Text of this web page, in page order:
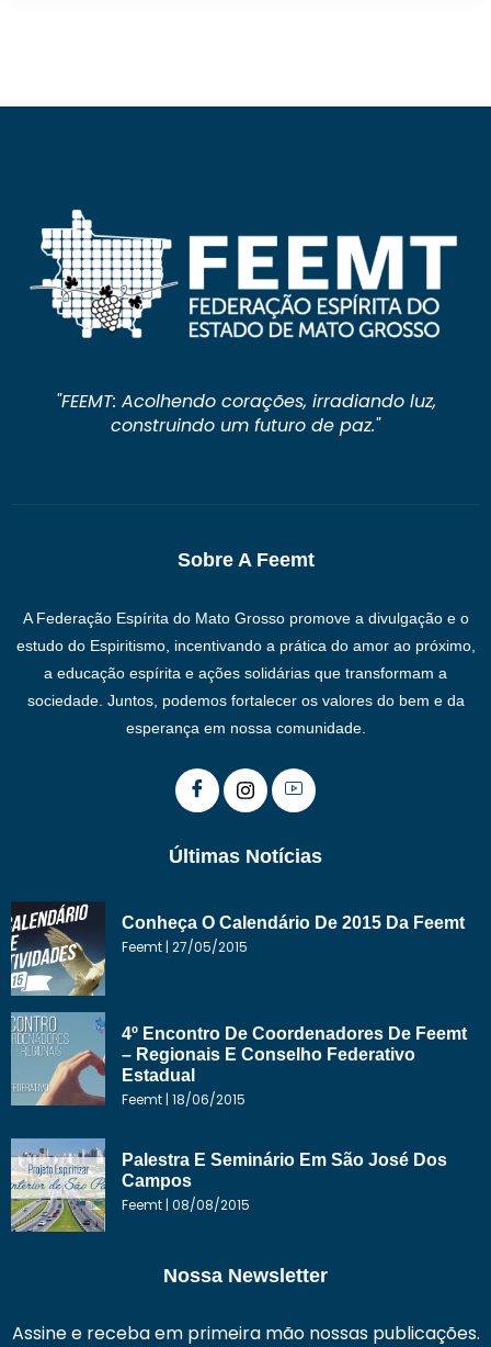
"FEEMT: Acolhendo corações, irradiando luz,
construindo um futuro de paz."
Sobre A Feemt
A Federação Espírita do Mato Grosso promove a divulgação e o
estudo do Espiritismo, incentivando a prática do amor ao próximo,
a educação espírita e ações solidárias que transformam a
sociedade. Juntos, podemos fortalecer os valores do bem e da
esperança em nossa comunidade.
Últimas Notícias
Conheça O Calendário De 2015 Da Feemt
Feemt 27/05/2015
4º Encontro De Coordenadores De Feemt
– Regionais E Conselho Federativo
Estadual
Feemt 18/06/2015
Palestra E Seminário Em São José Dos
Campos
Feemt 08/08/2015
Nossa Newsletter
Assine e receba em primeira mão nossas publicações.